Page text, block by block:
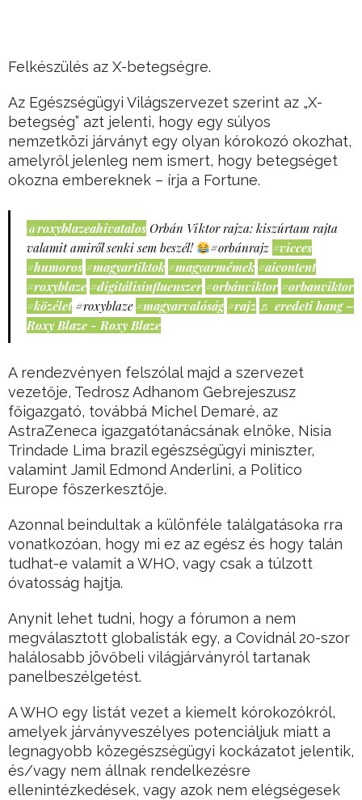
Felkészülés az X-betegségre.
Az Egészségügyi Világszervezet szerint az „X-
betegség” azt jelenti, hogy egy súlyos
nemzetközi járványt egy olyan kórokozó okozhat,
amelyről jelenleg nem ismert, hogy betegséget
okozna embereknek – írja a Fortune.
@roxyblazeahivatalos Orbán Viktor rajza: kiszúrtam rajta
valamit amiről senki sem beszél!
#orbánrajz #vicces
#humoros #magyartiktok #magyarmémek #aicontent
#roxyblaze #digitálisinfluenszer #orbánviktor #orbanviktor
#közélet #roxyblaze #magyarvalóság #rajz ♬ eredeti hang –
Roxy Blaze - Roxy Blaze
A rendezvényen felszólal majd a szervezet
vezetője, Tedrosz Adhanom Gebrejeszusz
főigazgató, továbbá Michel Demaré, az
AstraZeneca igazgatótanácsának elnöke, Nisia
Trindade Lima brazil egészségügyi miniszter,
valamint Jamil Edmond Anderlini, a Politico
Europe főszerkesztője.
Azonnal beindultak a különféle találgatásoka rra
vonatkozóan, hogy mi ez az egész és hogy talán
tudhat-e valamit a WHO, vagy csak a túlzott
óvatosság hajtja.
Anynit lehet tudni, hogy a fórumon a nem
megválasztott globalisták egy, a Covidnál 20-szor
halálosabb jövőbeli világjárványról tartanak
panelbeszélgetést.
A WHO egy listát vezet a kiemelt kórokozókról,
amelyek járványveszélyes potenciáljuk miatt a
legnagyobb közegészségügyi kockázatot jelentik,
és/vagy nem állnak rendelkezésre
ellenintézkedések, vagy azok nem elégségesek